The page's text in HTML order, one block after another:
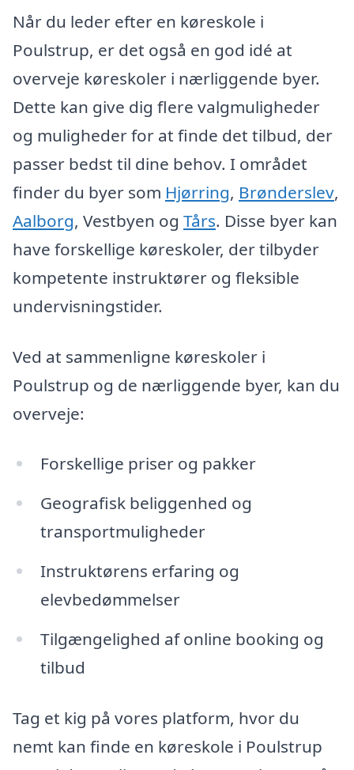
Når du leder efter en køreskole i
Poulstrup, er det også en god idé at
overveje køreskoler i nærliggende byer.
Dette kan give dig flere valgmuligheder
og muligheder for at finde det tilbud, der
passer bedst til dine behov. I området
finder du byer som Hjørring, Brønderslev,
Aalborg, Vestbyen og Tårs. Disse byer kan
have forskellige køreskoler, der tilbyder
kompetente instruktører og fleksible
undervisningstider.
Ved at sammenligne køreskoler i
Poulstrup og de nærliggende byer, kan du
overveje:
Forskellige priser og pakker
Geografisk beliggenhed og
transportmuligheder
Instruktørens erfaring og
elevbedømmelser
Tilgængelighed af online booking og
tilbud
Tag et kig på vores platform, hvor du
nemt kan finde en køreskole i Poulstrup